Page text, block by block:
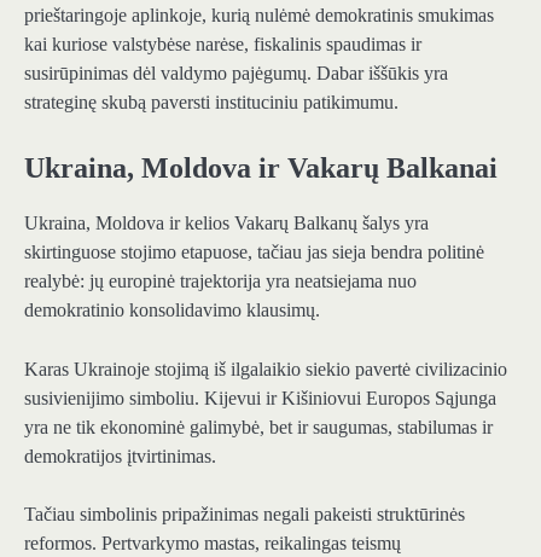
prieštaringoje aplinkoje, kurią nulėmė demokratinis smukimas
kai kuriose valstybėse narėse, fiskalinis spaudimas ir
susirūpinimas dėl valdymo pajėgumų. Dabar iššūkis yra
strateginę skubą paversti instituciniu patikimumu.
Ukraina, Moldova ir Vakarų Balkanai
Ukraina, Moldova ir kelios Vakarų Balkanų šalys yra
skirtinguose stojimo etapuose, tačiau jas sieja bendra politinė
realybė: jų europinė trajektorija yra neatsiejama nuo
demokratinio konsolidavimo klausimų.
Karas Ukrainoje stojimą iš ilgalaikio siekio pavertė civilizacinio
susivienijimo simboliu. Kijevui ir Kišiniovui Europos Sąjunga
yra ne tik ekonominė galimybė, bet ir saugumas, stabilumas ir
demokratijos įtvirtinimas.
Tačiau simbolinis pripažinimas negali pakeisti struktūrinės
reformos. Pertvarkymo mastas, reikalingas teismų